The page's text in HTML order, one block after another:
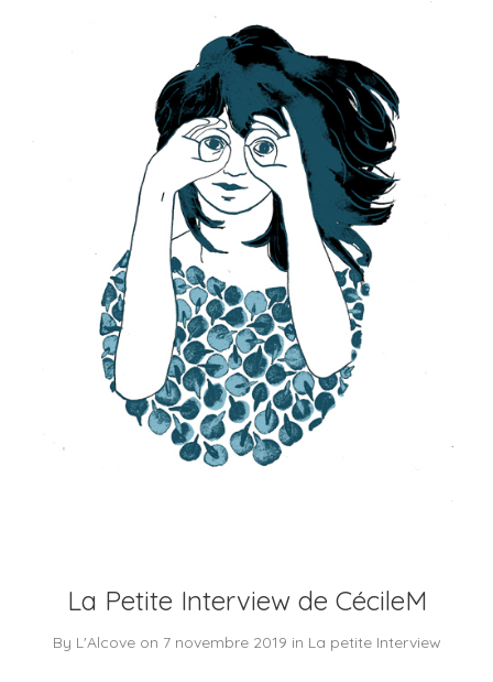
La Petite Interview de CécileM
By L'Alcoveon 7 novembre 2019 in La petite Interview